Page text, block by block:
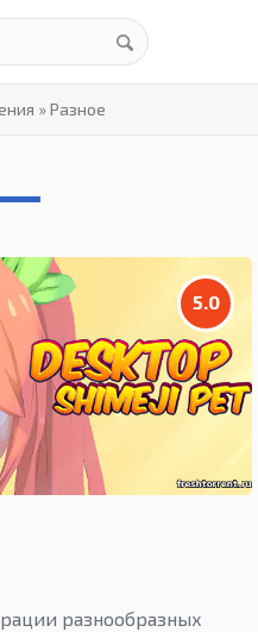
»Разное
5.0
разнообразных